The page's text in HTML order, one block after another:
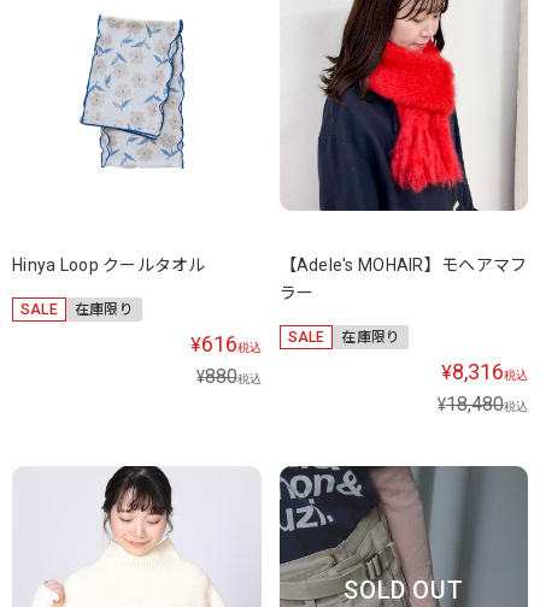
Hinya Loop クールタオル
SALE 在庫限り
¥616税込
¥880税込
【Adele's MOHAIR】モヘアマフ
ラー
SALE 在庫限り
¥8,316税込
¥18,480税込
SOLD OUT